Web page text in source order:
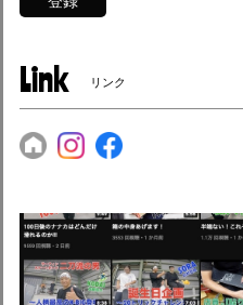
Link リンク